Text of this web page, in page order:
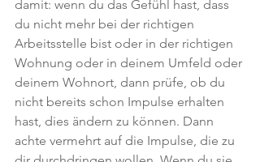
damit: wenn du das Gefühl hast, dass
du nicht mehr bei der richtigen
Arbeitsstelle bist oder in der richtigen
Wohnung oder in deinem Umfeld oder
deinem Wohnort, dann prüfe, ob du
nicht bereits schon Impulse erhalten
hast, dies ändern zu können. Dann
achte vermehrt auf die Impulse, die zu